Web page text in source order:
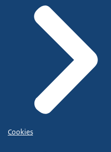
Cookies